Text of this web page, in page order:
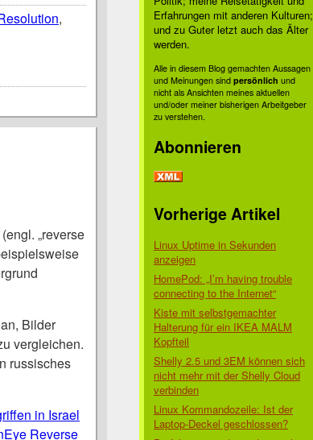
,
„reverse
Bilder
vergleichen.
russisches
in Israel
Reverse
Erfahrungen mit anderen Kulturen;
und zu Guter letzt auch das Älter
werden.
Alle in diesem Blog gemachten Aussagen
und Meinungen sind persönlich und
nicht als Ansichten meines aktuellen
und/oder meiner bisherigen Arbeitgeber
zu verstehen.
Abonnieren
Vorherige Artikel
Linux Uptime in Sekunden
anzeigen
HomePod: „I’m having trouble
connecting to the Internet“
Kiste mit selbstgemachter
Halterung für ein IKEA MALM
Kopfteil
Shelly 2.5 und 3EM können sich
nicht mehr mit der Shelly Cloud
verbinden
Linux Kommandozeile: Ist der
Laptop-Deckel geschlossen?